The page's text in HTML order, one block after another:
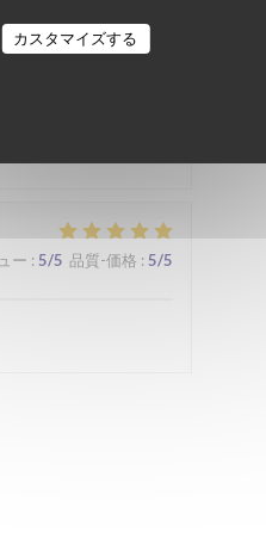
カスタマイズする
ー : 5/5 品質-価格 : 5/5